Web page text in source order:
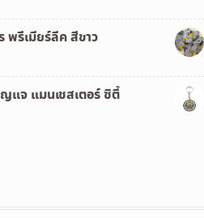
รีเมียร์ลีค สีขาว
จ แมนเชสเตอร์ ซิตี้